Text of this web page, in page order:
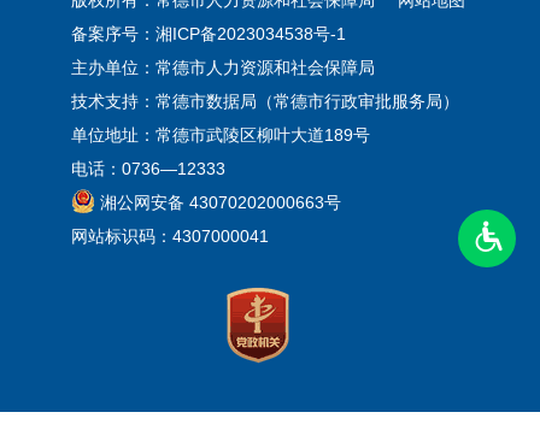
备案序号： 湘ICP备2023034538号-1
主办单位：常德市人力资源和社会保障局
技术支持：常德市数据局（常德市行政审批服务局）
单位地址：常德市武陵区柳叶大道189号
电话：0736—12333
湘公网安备 43070202000663号
网站标识码：4307000041